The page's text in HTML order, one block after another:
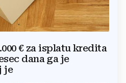
€ za isplatu kredita
dana ga je
je